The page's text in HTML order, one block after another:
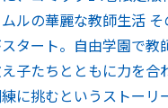
ムルの華麗な教師生活
タート。自由学園で教
子たちとともに力を合
に挑むというストーリ